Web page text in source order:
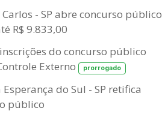
- SP abre concurso público
R$ 9.833,00
do concurso público
Externo
prorrogado
do Sul - SP retifica
público